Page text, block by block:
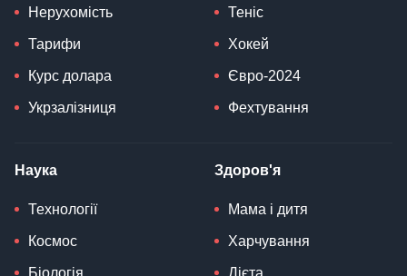
Нерухомість
Тарифи
Курс долара
Укрзалізниця
Теніс
Хокей
Євро-2024
Фехтування
Наука
Технології
Космос
Біологія
Здоров'я
Мама і дитя
Харчування
Дієта